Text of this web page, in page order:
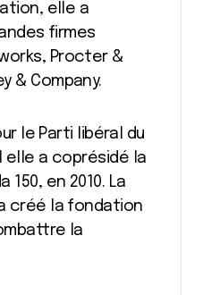
elle a
firmes
Procter &
& Company.
le Parti libéral du
elle a coprésidé la
en 2010. La
créé la fondation
la